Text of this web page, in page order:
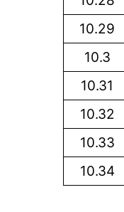
10.29
10.3
10.31
10.32
10.33
10.34